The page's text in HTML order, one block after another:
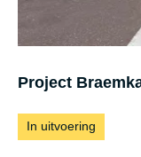
Project
In uitvoering